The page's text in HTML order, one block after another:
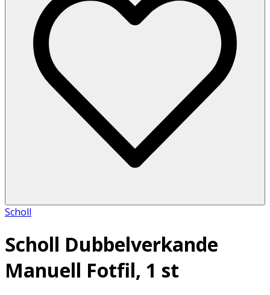
Scholl
Scholl Dubbelverkande
Manuell Fotfil, 1 st